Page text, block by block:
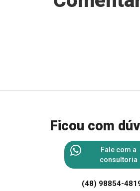
Ficou com
Fale com a
consultoria
(48) 98854-